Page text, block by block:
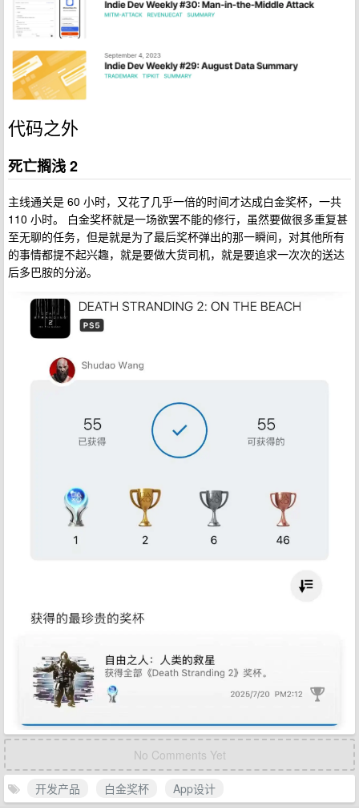
代码之外
死亡搁浅 2
主线通关是 60 小时，又花了几乎一倍的时间才达成白金奖杯，一共
110 小时。 白金奖杯就是一场欲罢不能的修行，虽然要做很多重复甚
至无聊的任务，但是就是为了最后奖杯弹出的那一瞬间，对其他所有
的事情都提不起兴趣，就是要做大货司机，就是要追求一次次的送达
后多巴胺的分泌。
No Comments Yet
开发产品 白金奖杯 App设计